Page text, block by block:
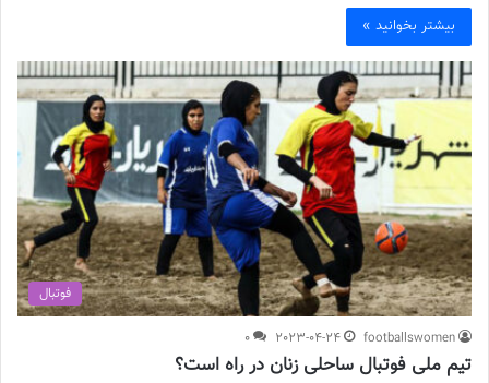
بیشتر بخوانید »
فوتبال
footballswomen
2023-04-24
0
تیم ملی فوتبال ساحلی زنان در راه است؟